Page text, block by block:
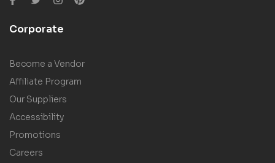
Corporate
Become a Vendor
Affiliate Program
Our Suppliers
Accessibility
Promotions
Careers